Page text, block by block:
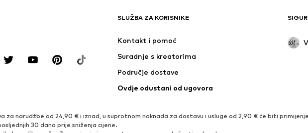
SLUŽBA ZA KORISNIKE
Kontakt i pomoć
Suradnje s kreatorima
Područje dostave
Ovdje odustani od ugovora
za narudžbe od 24,90 € i iznad, u suprotnom naknada za dostavu i usluge od 2,90 € će biti
30 dana prije sniženja cijene.